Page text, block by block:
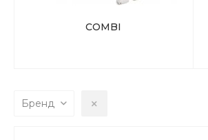
COMBI
Бренд